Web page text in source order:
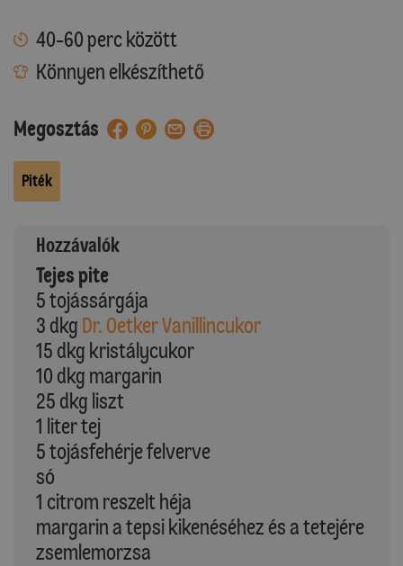
40-60 perc között
Könnyen elkészíthető
Megosztás
Piték
Hozzávalók
Tejes pite
5 tojássárgája
3 dkg Dr. Oetker Vanillincukor
15 dkg kristálycukor
10 dkg margarin
25 dkg liszt
1 liter tej
5 tojásfehérje felverve
só
1 citrom reszelt héja
margarin a tepsi kikenéséhez és a tetejére
zsemlemorzsa